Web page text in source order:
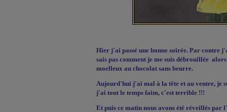
Hier j'ai passé une bonne soirée. Par contre
sais pas comment je me suis débrouillée
moelleux au chocolat sans beurre.
Aujourd'hui j'ai mal à la tête et au ventre, je
j'ai tout le temps faim, c'est terrible !!!
Et puis ce matin nous avons été réveillés